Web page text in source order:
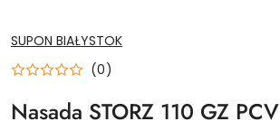
NAZWA
PRODUCENTA:
SUPON BIAŁYSTOK
(0)
Nasada STORZ 110 GZ PCV